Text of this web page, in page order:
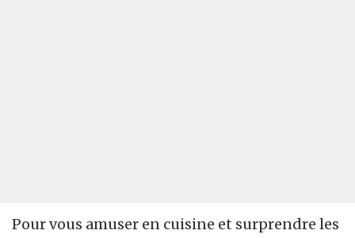
Pour vous amuser en cuisine et surprendre les